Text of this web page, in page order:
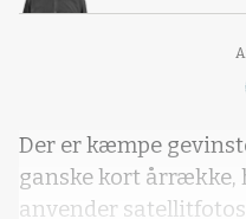
Der er kæmpe
ganske kort
anvender